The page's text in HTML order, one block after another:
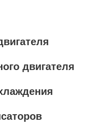
двигателя